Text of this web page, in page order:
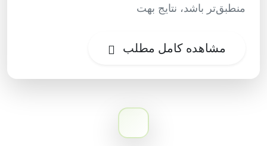
منطبق‌تر باشد، نتایج بهت
مشاهده کامل مطلب